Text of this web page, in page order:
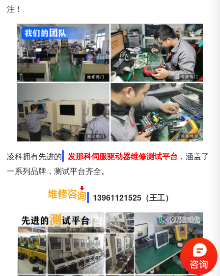
注！
凌科拥有先进的 发那科伺服驱动器维修测试平台 ，涵盖了
一系列品牌，测试平台齐全。
13961121525（王工）